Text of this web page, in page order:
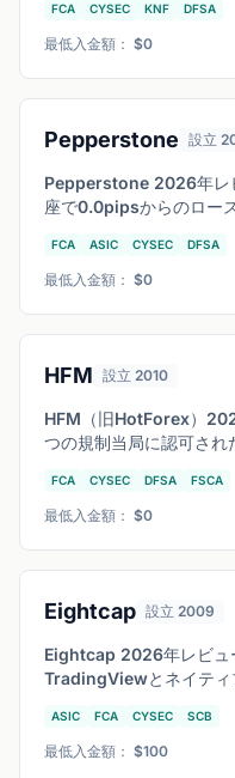
投資を両立させたいトレ
します。
FCA CYSEC KNF DFSA
最低入金額： $0
Pepperstone 設立
Pepperstone 2026年レ
座で0.0pipsからのロー
とコストを他社と徹底比
FCA ASIC CYSEC DFSA
最低入金額： $0
HFM 設立 2010
HFM（旧HotForex）
つの規制当局に認可さ
座含む全口座タイプ、ス
します。
FCA CYSEC DFSA FSCA
最低入金額： $0
Eightcap 設立 2009
Eightcap 2026年レビュ
TradingViewとネイティ
ブローカーで取引したい
ASIC FCA CYSEC SCB
最低入金額： $100